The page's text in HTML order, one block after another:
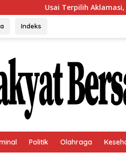
Aklamasi, Andie Dinialdie
Indeks
Politik Olahraga